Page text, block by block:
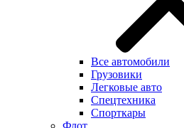
Все автомобили
Грузовики
Легковые авто
Спецтехника
Спорткары
Флот